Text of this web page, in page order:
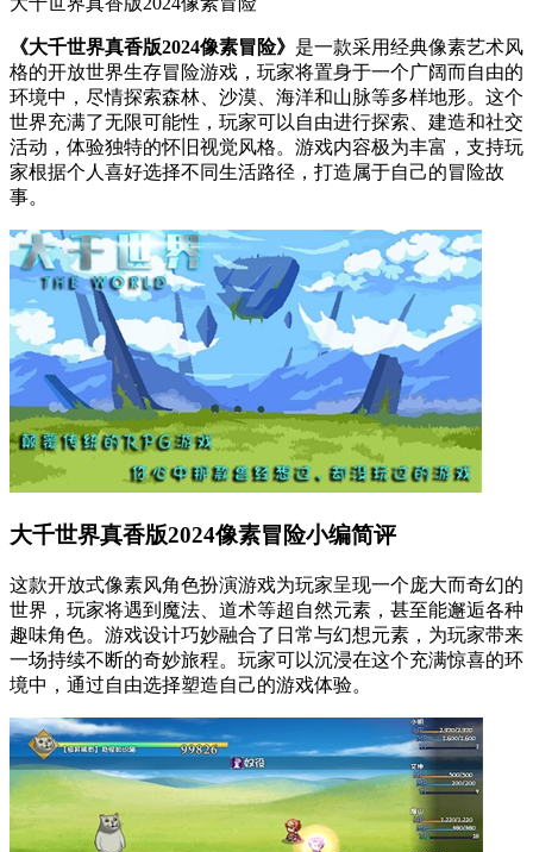
《大千世界真香版2024像素冒险》 是一款采用经典像素艺术风
格的开放世界生存冒险游戏，玩家将置身于一个广阔而自由的
环境中，尽情探索森林、沙漠、海洋和山脉等多样地形。这个
世界充满了无限可能性，玩家可以自由进行探索、建造和社交
活动，体验独特的怀旧视觉风格。游戏内容极为丰富，支持玩
家根据个人喜好选择不同生活路径，打造属于自己的冒险故
事。
大千世界真香版2024像素冒险小编简评
这款开放式像素风角色扮演游戏为玩家呈现一个庞大而奇幻的
世界，玩家将遇到魔法、道术等超自然元素，甚至能邂逅各种
趣味角色。游戏设计巧妙融合了日常与幻想元素，为玩家带来
一场持续不断的奇妙旅程。玩家可以沉浸在这个充满惊喜的环
境中，通过自由选择塑造自己的游戏体验。